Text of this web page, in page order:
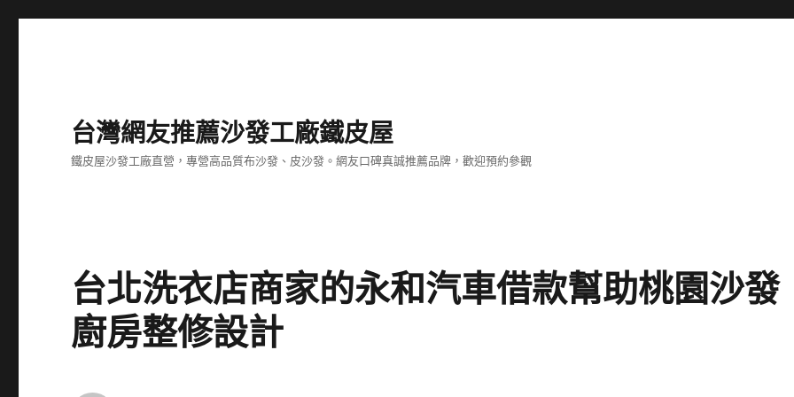
台灣網友推薦沙發工廠鐵皮屋
鐵皮屋沙發工廠直營，專營高品質布沙發、皮沙發。網友口碑真誠推薦品牌，歡迎預約參觀
台北洗衣店商家的永和汽車借款幫助桃園沙發
廚房整修設計